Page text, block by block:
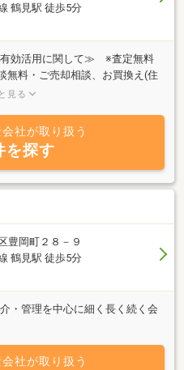
鶴見駅 徒歩5分
効活用に関して≫ ※査定無料
無料・ご売却相談、お買換え(住
前後(中)案件、住宅用事業用立
)、借地、底地、土地、マンシ
等、建物の修繕・補強関係・当
わる「法律相談・相続対策・税
ます。≪購入に関して≫・ご購
住宅用事業用融資(ローン)のご相
、≪賃貸仲介・管理、コンサルテ
不動産管理、建物解体、残置物
、測量関連一切、登記関係、税
等☆上記に関して顧問税理
ティング会社等の専門
見る
社が取り扱う
を探す
豊岡町２８－９
鶴見駅 徒歩5分
・管理を中心に細く長く続く会
社が取り扱う